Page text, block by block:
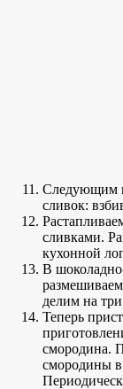
Следующим
сливок:
сливками.
кухонной
В
делим на
Теперь
смородина.
смородины в